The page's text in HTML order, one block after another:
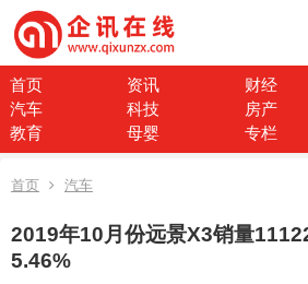
首页 资讯 财经
汽车
科技 房产
教育
母婴 专栏
首页 汽车
2019年10月份远景X3销量
5.46%